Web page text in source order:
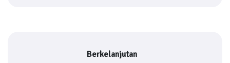
Berkelanjutan